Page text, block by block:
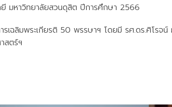
ยี มหาวิทยาลัยสวนดุสิต ปีการศึกษา 2566
ฉลิมพระเกียรติ 50 พรรษาฯ โดยมี รศ.ดร.ศิโรจ
สตร์ฯ